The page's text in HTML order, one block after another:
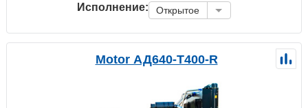
Исполнение: Открытое
Motor АД640-Т400-R